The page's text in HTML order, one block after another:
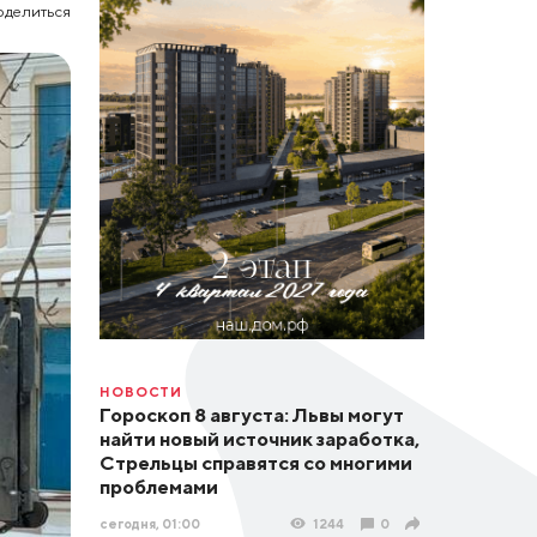
НОВОСТИ
Гороскоп 8 августа: Львы могут
найти новый источник заработка,
Стрельцы справятся со многими
проблемами
сегодня, 01:00 1244 0